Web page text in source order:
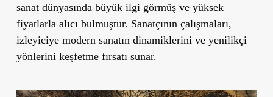
sanat dünyasında büyük ilgi görmüş ve yüksek
fiyatlarla alıcı bulmuştur. Sanatçının çalışmaları,
izleyiciye modern sanatın dinamiklerini ve yenilikçi
yönlerini keşfetme fırsatı sunar.